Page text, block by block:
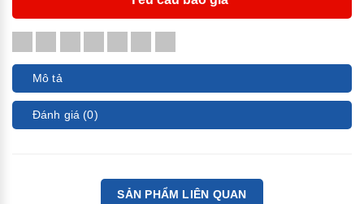
Mô tả
Đánh giá (0)
SẢN PHẨM LIÊN QUAN